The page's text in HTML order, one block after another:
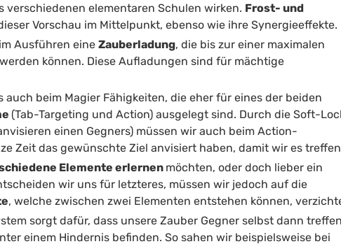
verschiedenen elementaren Schulen wirken. Frost- und
Vorschau im Mittelpunkt, ebenso wie ihre Synergieeffekte.
Ausführen eineZauberladung, die bis zur einer maximalen
können. Diese Aufladungen sind für mächtige
auch beim Magier Fähigkeiten, die eher für eines der beiden
(Tab-Targeting und Action) ausgelegt sind. Durch die Soft-
einen Gegners) müssen wir auch beim Action-
Zeit das gewünschte Ziel anvisiert haben, damit wir es
Elemente erlernen möchten, oder doch lieber ein
wir uns für letzteres, müssen wir jedoch auf die
, welche zwischen zwei Elementen entstehen können,
sorgt dafür, dass unsere Zauber Gegner selbst dann
einem Hindernis befinden. So sahen wir beispielsweise bei